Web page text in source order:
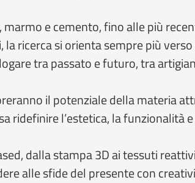
e cemento, fino alle più
ricerca si orienta sempre più
tra passato e futuro, tra
il potenziale della materia
ridefinire l’estetica, la funzionalità
dalla stampa 3D ai tessuti
alle sfide del presente con